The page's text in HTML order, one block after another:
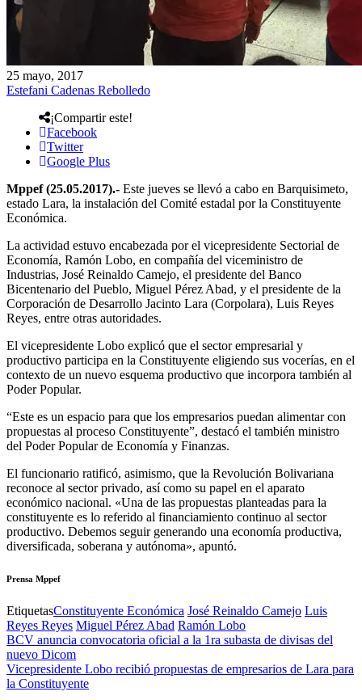
25 mayo, 2017
Estefani Cadenas Rebolledo
¡Compartir este!
Facebook
Twitter
Google Plus
Mppef (25.05.2017).- Este jueves se llevó a cabo en Barquisimeto,
estado Lara, la instalación del Comité estadal por la Constituyente
Económica.
La actividad estuvo encabezada por el vicepresidente Sectorial de
Economía, Ramón Lobo, en compañía del viceministro de
Industrias, José Reinaldo Camejo, el presidente del Banco
Bicentenario del Pueblo, Miguel Pérez Abad, y el presidente de la
Corporación de Desarrollo Jacinto Lara (Corpolara), Luis Reyes
Reyes, entre otras autoridades.
El vicepresidente Lobo explicó que el sector empresarial y
productivo participa en la Constituyente eligiendo sus vocerías, en el
contexto de un nuevo esquema productivo que incorpora también al
Poder Popular.
“Este es un espacio para que los empresarios puedan alimentar con
propuestas al proceso Constituyente”, destacó el también ministro
del Poder Popular de Economía y Finanzas.
El funcionario ratificó, asimismo, que la Revolución Bolivariana
reconoce al sector privado, así como su papel en el aparato
económico nacional. «Una de las propuestas planteadas para la
constituyente es lo referido al financiamiento continuo al sector
productivo. Debemos seguir generando una economía productiva,
diversificada, soberana y autónoma», apuntó.
Prensa Mppef
EtiquetasConstituyente Económica José Reinaldo Camejo Luis
Reyes Reyes Miguel Pérez Abad Ramón Lobo
BCV anuncia convocatoria oficial a la 1ra subasta de divisas del
nuevo Dicom
Vicepresidente Lobo recibió propuestas de empresarios de Lara para
la Constituyente